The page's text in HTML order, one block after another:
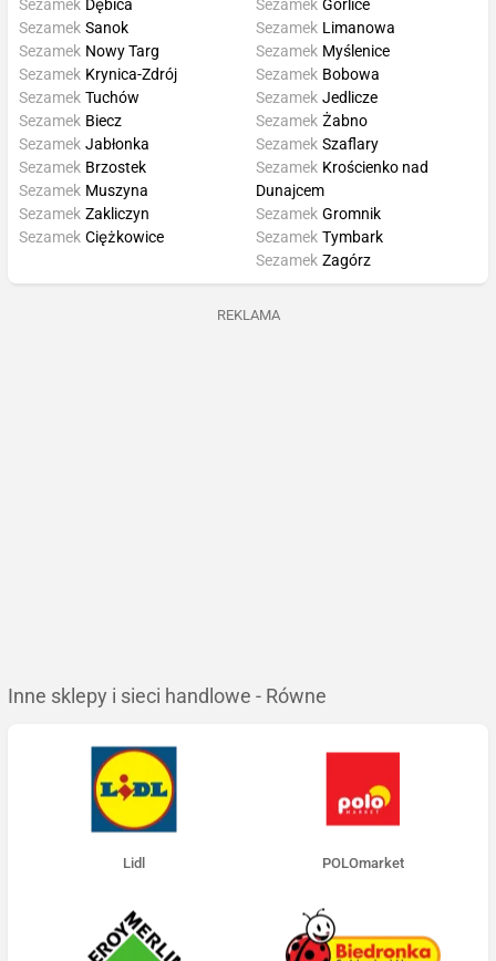
Sezamek Dębica
Sezamek Sanok
Sezamek Nowy Targ
Sezamek Gorlice
Sezamek Limanowa
Sezamek Myślenice
Sezamek Krynica-Zdrój
Sezamek Tuchów
Sezamek Biecz
Sezamek Jabłonka
Sezamek Bobowa
Sezamek Jedlicze
Sezamek Żabno
Sezamek Szaflary
Sezamek Brzostek
Sezamek Muszyna
Sezamek Zakliczyn
Sezamek Ciężkowice
Sezamek Krościenko nad
Dunajcem
Sezamek Gromnik
Sezamek Tymbark
Sezamek Zagórz
REKLAMA
Inne sklepy i sieci handlowe - Równe
Lidl POLOmarket